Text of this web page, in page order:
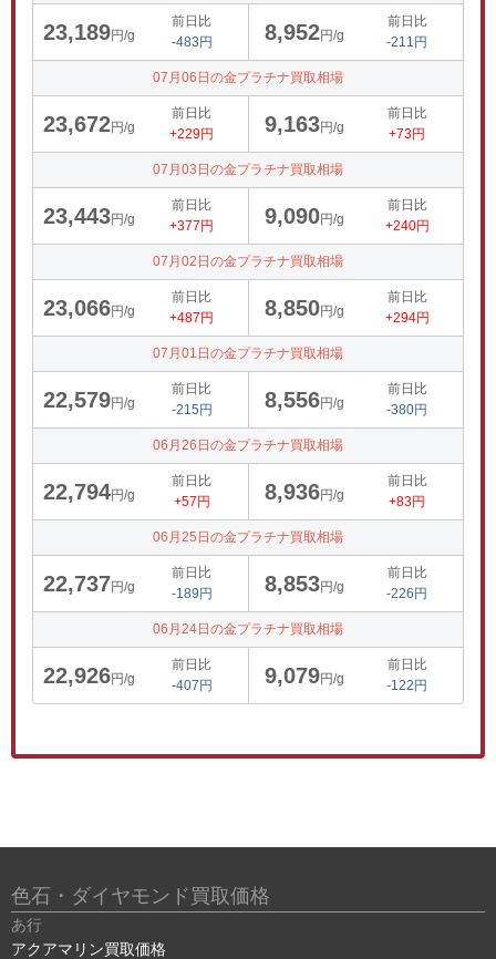
23,189円/g
前日比
-483円
8,952円/g
前日比
-211円
07月06日の金プラチナ買取相場
23,672円/g
前日比
+229円
9,163円/g
前日比
+73円
07月03日の金プラチナ買取相場
23,443円/g
前日比
+377円
9,090円/g
前日比
+240円
07月02日の金プラチナ買取相場
23,066円/g
前日比
+487円
8,850円/g
前日比
+294円
07月01日の金プラチナ買取相場
22,579円/g
前日比
-215円
8,556円/g
前日比
-380円
06月26日の金プラチナ買取相場
22,794円/g
前日比
+57円
8,936円/g
前日比
+83円
06月25日の金プラチナ買取相場
22,737円/g
前日比
-189円
8,853円/g
前日比
-226円
06月24日の金プラチナ買取相場
22,926円/g
前日比
-407円
9,079円/g
前日比
-122円
色石・ダイヤモンド買取価格
あ行
アクアマリン買取価格